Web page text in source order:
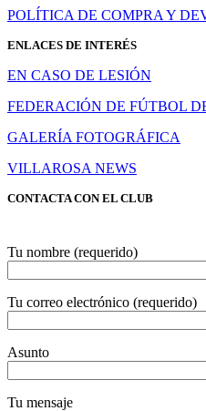
POLÍTICA DE COMPRA Y
ENLACES DE INTERÉS
EN CASO DE LESIÓN
FEDERACIÓN DE FÚTBOL
GALERÍA FOTOGRÁFICA
VILLAROSA NEWS
CONTACTA CON EL CLUB
Tu nombre (requerido)
Tu correo electrónico (requerido)
Asunto
Tu mensaje